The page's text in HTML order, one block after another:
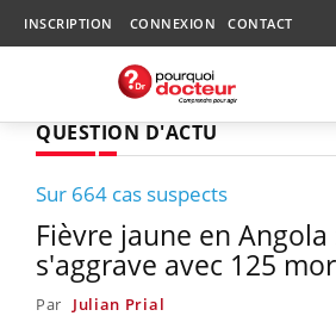
INSCRIPTION CONNEXION CONTACT
QUESTION D'ACTU
Sur 664 cas suspects
Fièvre jaune en
s'aggrave avec 125
Par Julian Prial